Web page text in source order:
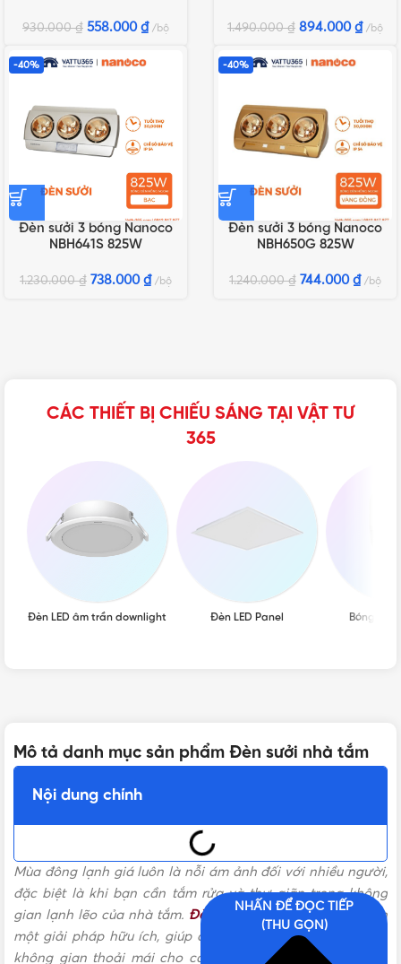
930.000₫ 558.000 ₫ bộ 1.490.000₫ 894.000 ₫ bộ
-40%
Đèn sưởi 3 bóng Nanoco
NBH641S 825W
1.230.000₫ 738.000 ₫ bộ
-40%
Đèn sưởi 3 bóng Nanoco
NBH650G 825W
1.240.000₫ 744.000 ₫ bộ
CÁC THIẾT BỊ CHIẾU SÁNG TẠI VẬT TƯ
365
Đèn LED âm trần downlight Đèn LED Panel Bóng đèn
Mô tả danh mục sản phẩm Đèn sưởi nhà tắm
Nội dung chính
Mùa đông lạnh giá luôn là nỗi ám ảnh đối với nhiều người,
đặc biệt là khi bạn cần tắm rửa và thư giãn trong không
gian lạnh lẽo của nhà tắm. Đèn sưởi nhà tắm
đã trở thành
một giải pháp hữu ích, giúp duy trì nhiệt độ ấm áp và tạo
không gian thoải mái cho các thành viên trong gia đình.
NHẤN ĐỂ ĐỌC TIẾP
(THU GỌN)